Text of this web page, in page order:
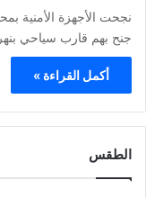
جنح بهم قارب سياحي
أكمل القراءة »
الطقس